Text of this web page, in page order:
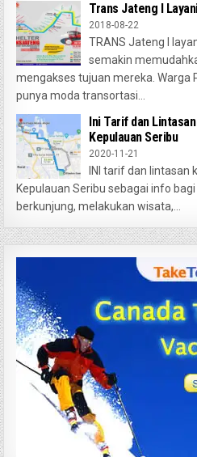
Trans Jateng I
2018-08-22
TRANS Jateng I
semakin
mengakses tujuan mereka. Warga
punya moda transortasi...
Ini Tarif dan
Kepulauan Seribu
2020-11-21
INI tarif dan lintasan
Kepulauan Seribu sebagai info
berkunjung, melakukan wisata,...